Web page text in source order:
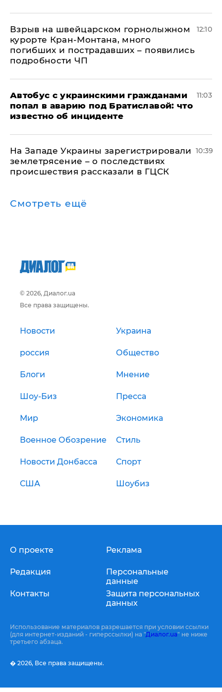
Взрыв на швейцарском горнолыжном
курорте Кран-Монтана, много
погибших и пострадавших – появились
подробности ЧП
12:10
Автобус с украинскими гражданами
попал в аварию под Братиславой: что
известно об инциденте
11:03
На Западе Украины зарегистрировали
землетрясение – о последствиях
происшествия рассказали в ГЦСК
10:39
Смотреть ещё
© 2026, Диалог.ua
Все права защищены.
Новости Украина
россия Общество
Блоги Мнение
Шоу-Биз Пресса
Мир Экономика
Военное Обозрение Стиль
Новости Донбасса Спорт
США Шоубиз
О проекте
Редакция
Контакты
Реклама
Персональные
данные
Защита персональных
данных
Использование материалов разрешается при условии ссылки
(для интернет-изданий - гиперссылки) на "Диалог.ua" не ниже
третьего абзаца.
� 2026, Все права защищены.